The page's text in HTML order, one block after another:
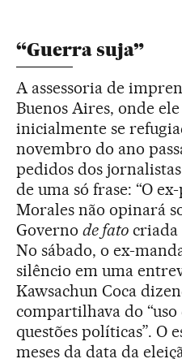
“Guerra suja”
A assessoria de
Buenos Aires, onde
inicialmente se
novembro do ano
pedidos dos
de uma só frase: “O
Morales não opinará
Governo de fatocriada
No sábado, o ex-
silêncio em uma
Kawsachun Coca
compartilhava do
questões políticas”. O
meses da data da